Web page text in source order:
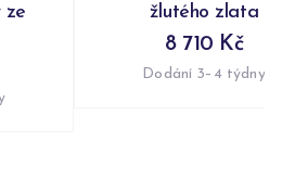
ze
žlutého zlata
8 710 Kč
Dodání 3–4 týdny